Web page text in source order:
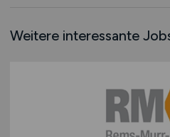
Schweiz
Weitere interessante